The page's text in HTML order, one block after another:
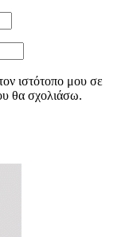
ιστότοπο μου σε
θα σχολιάσω.